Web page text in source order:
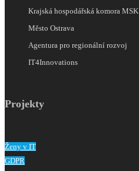
Krajská hospodářská komora MSK
Město Ostrava
Agentura pro regionální rozvoj
IT4Innovations
Projekty
Ženy v IT
GDPR